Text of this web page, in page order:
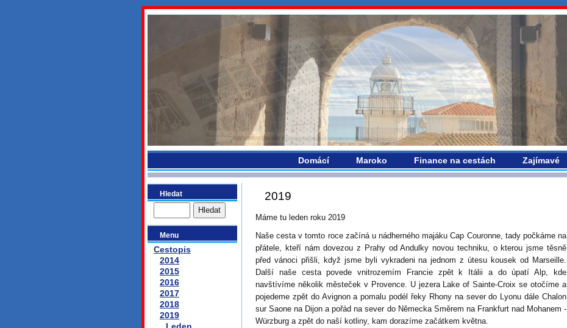
bydlikemevropou.com
Domácí Maroko Finance na cestách Zajímavé
Hledat
Menu
Cestopis
2014
2015
2016
2017
2018
2019
2019
Máme tu leden roku 2019
Naše cesta v tomto roce začíná u nádherného majáku Cap Couronne, tady počkáme na
přátele, kteří nám dovezou z Prahy od Andulky novou techniku, o kterou jsme těsně
před vánoci přišli, když jsme byli vykradeni na jednom z útesu kousek od Marseille.
Další naše cesta povede vnitrozemím Francie zpět k Itálii a do úpatí Alp, kde
navštívíme několik městeček v Provence. U jezera Lake of Sainte-Croix se otočíme a
pojedeme zpět do Avignon a pomalu podél řeky Rhony na sever do Lyonu dále Chalon
sur Saone na Dijon a pořád na sever do Německa Směrem na Frankfurt nad Mohanem -
Würzburg a zpět do naší kotliny, kam dorazíme začátkem května.